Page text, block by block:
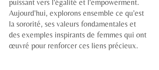
puissant vers l'égalité et l'empowerment.
Aujourd'hui, explorons ensemble ce qu'est
la sororité, ses valeurs fondamentales et
des exemples inspirants de femmes qui ont
œuvré pour renforcer ces liens précieux.